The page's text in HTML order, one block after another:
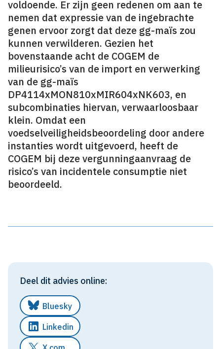
voldoende. Er zijn geen redenen om aan te
nemen dat expressie van de ingebrachte
genen ervoor zorgt dat deze gg-maïs zou
kunnen verwilderen. Gezien het
bovenstaande acht de COGEM de
milieurisico’s van de import en verwerking
van de gg-maïs
DP4114xMON810xMIR604xNK603, en
subcombinaties hiervan, verwaarloosbaar
klein. Omdat een
voedselveiligheidsbeoordeling door andere
instanties wordt uitgevoerd, heeft de
COGEM bij deze vergunningaanvraag de
risico’s van incidentele consumptie niet
beoordeeld.
Deel dit advies online:
Bluesky
Linkedin